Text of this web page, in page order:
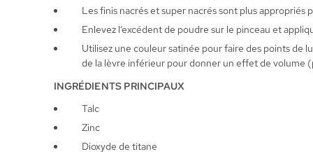
Les finis nacrés et super nacrés sont plus appropriés
Enlevez l’excédent de poudre sur le pinceau et
Utilisez une couleur satinée pour faire des points de
de la lèvre inférieur pour donner un effet de volume
INGRÉDIENTS PRINCIPAUX
Talc
Zinc
Dioxyde de titane